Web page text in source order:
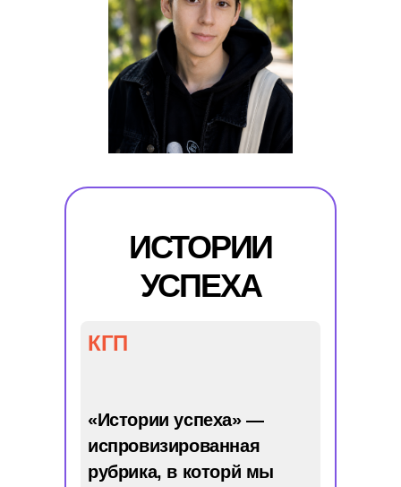
ИСТОРИИ
УСПЕХА
КГП
«Истории успеха» —
испровизированная
рубрика, в которй мы